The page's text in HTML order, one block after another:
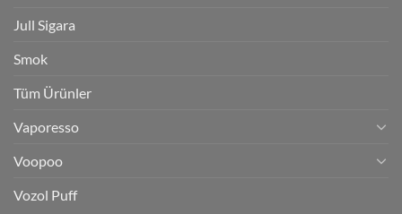
Jull Sigara
Smok
Tüm Ürünler
Vaporesso
Voopoo
Vozol Puff